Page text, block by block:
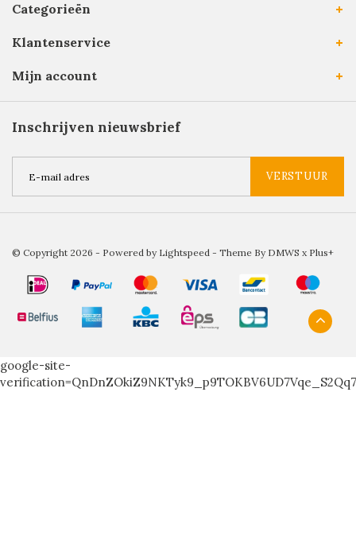
Categorieën
Klantenservice
Mijn account
Inschrijven nieuwsbrief
VERSTUUR
© Copyright 2026 - Powered by Lightspeed - Theme By DMWS x Plus+
google-site-